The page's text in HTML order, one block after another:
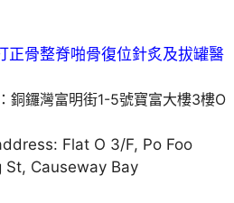
銅鑼灣富明街1-5號寶富大樓3樓O
Flat O 3/F, Po Foo
St, Causeway Bay